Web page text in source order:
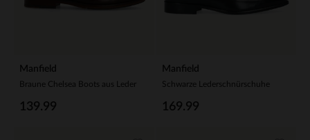
Manfield
Braune Chelsea Boots aus Leder
139.99
Manfield
Schwarze Lederschnürschuhe
169.99